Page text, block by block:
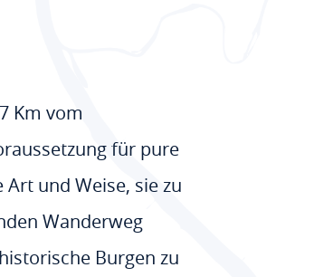
Km vom
für pure
und Weise, sie zu
Wanderweg
Burgen zu